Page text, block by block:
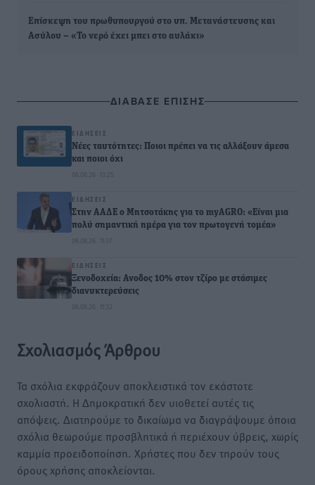
Επίσκεψη του πρωθυπουργού στο υπ. Μετανάστευσης και
Ασύλου – «Το νερό έχει μπει στο αυλάκι»
ΔΙΑΒΑΣΕ ΕΠΙΣΗΣ
ΕΙΔΉΣΕΙΣ
Νέες ταυτότητες: Ποιοι πρέπει να τις αλλάξουν άμεσα
και ποιοι όχι
06.08.26 · 13:25
ΕΙΔΉΣΕΙΣ
Στην ΑΑΔΕ ο Μητσοτάκης για το myAGRO: «Είναι μια
πολύ σημαντική ημέρα για τον πρωτογενή τομέα»
06.08.26 · 11:37
ΕΙΔΉΣΕΙΣ
Ξενοδοχεία: Ανοδος 10% στον τζίρο με στάσιμες
διανυκτερεύσεις
06.08.26 · 11:32
Σχολιασμός Άρθρου
Τα σχόλια εκφράζουν αποκλειστικά τον εκάστοτε
σχολιαστή. Η Δημοκρατική δεν υιοθετεί αυτές τις
απόψεις. Διατηρούμε το δικαίωμα να διαγράψουμε όποια
σχόλια θεωρούμε προσβλητικά ή περιέχουν ύβρεις, χωρίς
καμμία προειδοποίηση. Χρήστες που δεν τηρούν τους
όρους χρήσης αποκλείονται.